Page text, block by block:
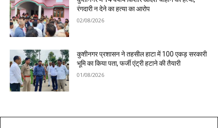
रंगदारी न देने का हत्या का आरोप
02/08/2026
कुशीनगर प्रशासन ने तहसील हाटा में 100 एकड़ सरकारी
भूमि का किया पता, फर्जी एंट्री हटाने की तैयारी
01/08/2026